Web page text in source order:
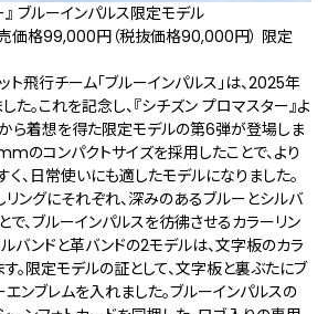
ブルーインパルス限定モデル
格99,000円（税抜価格90,000円） 限定
飛行チーム「ブルーインパルス」は、2025年
。これを記念し、『シチズン プロマスター』よ
から着想を得た限定モデルの第6弾が登場しま
のコンパクトサイズを採用したことで、より
く、日常使いにも適したモデルになりました。
ングにそれぞれ、深みのあるブルーとシルバ
、ブルーインパルスを彷彿させるカラーリン
バンドと革バンドの2モデルは、文字板のカラ
。限定モデルの証として、文字板と裏ぶたにブ
ンブレムを入れました。ブルーインパルスの